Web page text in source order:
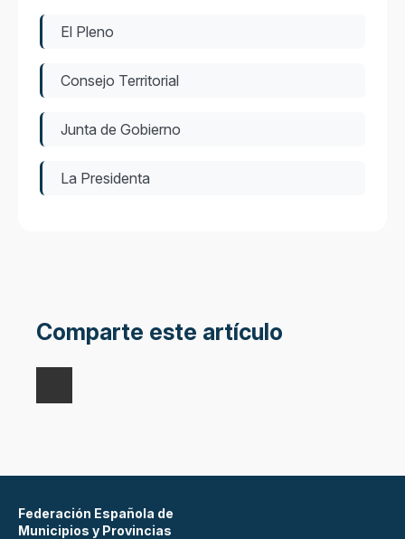
El Pleno
Consejo Territorial
Junta de Gobierno
La Presidenta
Comparte este artículo
Federación Española de
Municipios y Provincias